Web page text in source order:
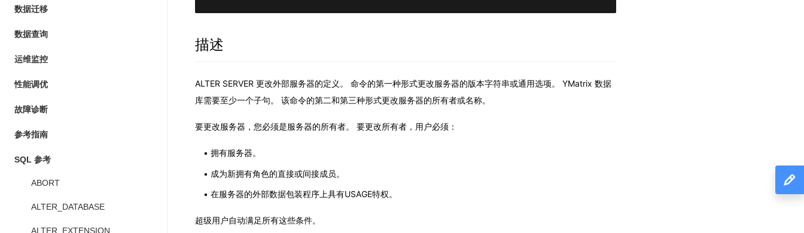
数据迁移
数据查询
运维监控
性能调优
故障诊断
参考指南
SQL 参考
ABORT
ALTER_DATABASE
ALTER_EXTENSION
描述
ALTER SERVER 更改外部服务器的定义。 命令的第一种形式更改服务器的版本字符串或通用选项。 YMatrix 数据
库需要至少一个子句。 该命令的第二和第三种形式更改服务器的所有者或名称。
要更改服务器，您必须是服务器的所有者。 要更改所有者，用户必须：
拥有服务器。
成为新拥有角色的直接或间接成员。
在服务器的外部数据包装程序上具有USAGE特权。
超级用户自动满足所有这些条件。